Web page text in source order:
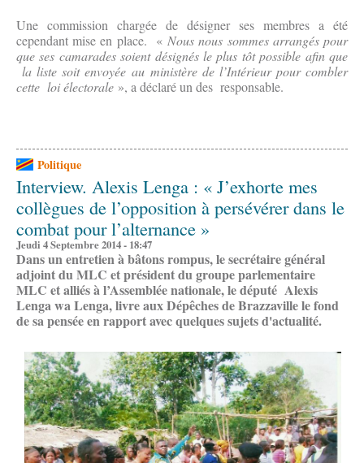
Une commission chargée de désigner ses membres a été
cependant mise en place. « Nous nous sommes arrangés pour
que ses camarades soient désignés le plus tôt possible afin que
la liste soit envoyée au ministère de l’Intérieur pour combler
cette loi électorale », a déclaré un des responsable.
Politique
Interview. Alexis Lenga : « J’exhorte mes
collègues de l’opposition à persévérer dans le
combat pour l’alternance »
Jeudi 4 Septembre 2014 - 18:47
Dans un entretien à bâtons rompus, le secrétaire général
adjoint du MLC et président du groupe parlementaire
MLC et alliés à l’Assemblée nationale, le député Alexis
Lenga wa Lenga, livre aux Dépêches de Brazzaville le fond
de sa pensée en rapport avec quelques sujets d'actualité.